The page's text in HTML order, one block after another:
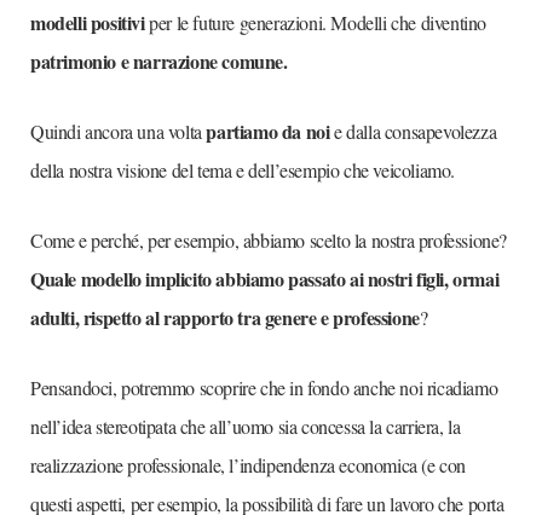
modelli positiviper le future generazioni. Modelli che diventino
patrimonio e narrazione comune.
Quindi ancora una voltapartiamo da noie dalla consapevolezza
della nostra visione del tema e dell’esempio che veicoliamo.
Come e perché, per esempio, abbiamo scelto la nostra professione?
Quale modello implicito abbiamo passato ai nostri figli, ormai
adulti, rispetto al rapporto tra genere e professione?
Pensandoci, potremmo scoprire che in fondo anche noi ricadiamo
nell’idea stereotipata che all’uomo sia concessa la carriera, la
realizzazione professionale, l’indipendenza economica (e con
questi aspetti, per esempio, la possibilità di fare un lavoro che porta